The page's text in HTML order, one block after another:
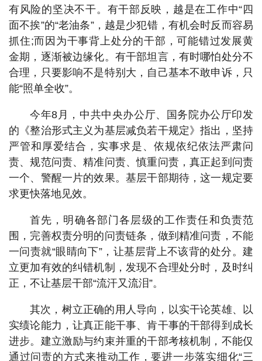
有风险的坚决不干。有干部反映，越是在工作中“四
面不挨”的“老油条”，越是少犯错，有机会时反而容易
抓住;而因为干事背上处分的干部，可能错过发展黄
金期，逐渐被边缘化。有干部坦言，有时哪怕处分不
合理，只要影响不是特别大，自己基本不敢申诉，只
能“照单全收”。
今年8月，中共中央办公厅、国务院办公厅印发
的《整治形式主义为基层减负若干规定》指出，坚持
严管和厚爱结合，实事求是、依规依纪依法严肃问
责、规范问责、精准问责、慎重问责，真正起到问责
一个、警醒一片的效果。基层干部期待，这一规定要
求更快落地见效。
首先，明确各部门各层级的工作责任和负责范
围，完善权责分明的问责链条，做到精准问责，不能
一问责就“眼睛向下”，让基层背上不该背的处分。建
立更加有效的纠错机制，发现不合理处分时，及时纠
正，不让基层干部“流汗又流泪”。
其次，树立正确的用人导向，以实干论英雄、以
实绩论能力，让真正能干事、肯干事的干部得到成长
进步。建立激励与约束并重的干部考核机制，不能仅
通过问责的方式来推动工作，要进一步落实细化“三